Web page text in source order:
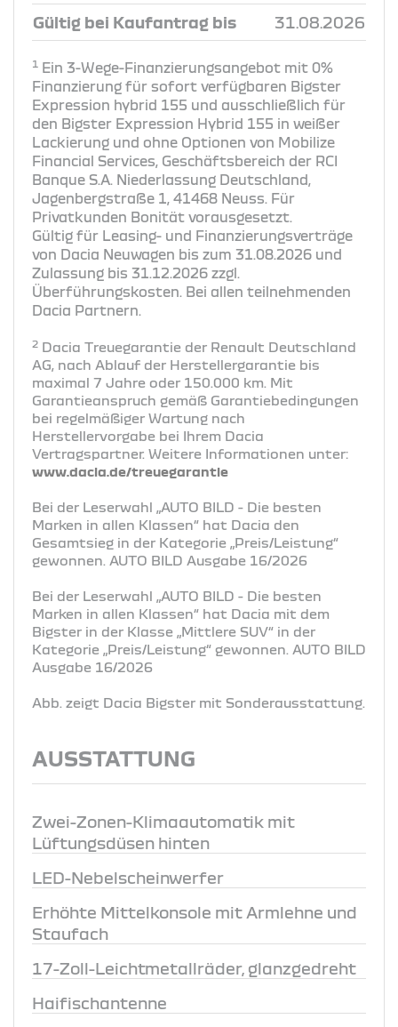
Gültig bei Kaufantrag bis 31.08.2026
1 Ein 3-Wege-Finanzierungsangebot mit 0%
Finanzierung für sofort verfügbaren Bigster
Expression hybrid 155 und ausschließlich für
den Bigster Expression Hybrid 155 in weißer
Lackierung und ohne Optionen von Mobilize
Financial Services, Geschäftsbereich der RCI
Banque S.A. Niederlassung Deutschland,
Jagenbergstraße 1, 41468 Neuss. Für
Privatkunden Bonität vorausgesetzt.
Gültig für Leasing- und Finanzierungsverträge
von Dacia Neuwagen bis zum 31.08.2026 und
Zulassung bis 31.12.2026 zzgl.
Überführungskosten. Bei allen teilnehmenden
Dacia Partnern.
2 Dacia Treuegarantie der Renault Deutschland
AG, nach Ablauf der Herstellergarantie bis
maximal 7 Jahre oder 150.000 km. Mit
Garantieanspruch gemäß Garantiebedingungen
bei regelmäßiger Wartung nach
Herstellervorgabe bei Ihrem Dacia
Vertragspartner. Weitere Informationen unter:
www.dacia.de/treuegarantie
Bei der Leserwahl „AUTO BILD - Die besten
Marken in allen Klassen“ hat Dacia den
Gesamtsieg in der Kategorie „Preis/Leistung“
gewonnen. AUTO BILD Ausgabe 16/2026
Bei der Leserwahl „AUTO BILD - Die besten
Marken in allen Klassen“ hat Dacia mit dem
Bigster in der Klasse „Mittlere SUV“ in der
Kategorie „Preis/Leistung“ gewonnen. AUTO BILD
Ausgabe 16/2026
Abb. zeigt Dacia Bigster mit Sonderausstattung.
AUSSTATTUNG
Zwei-Zonen-Klimaautomatik mit
Lüftungsdüsen hinten
LED-Nebelscheinwerfer
Erhöhte Mittelkonsole mit Armlehne und
Staufach
17-Zoll-Leichtmetallräder, glanzgedreht
Haifischantenne